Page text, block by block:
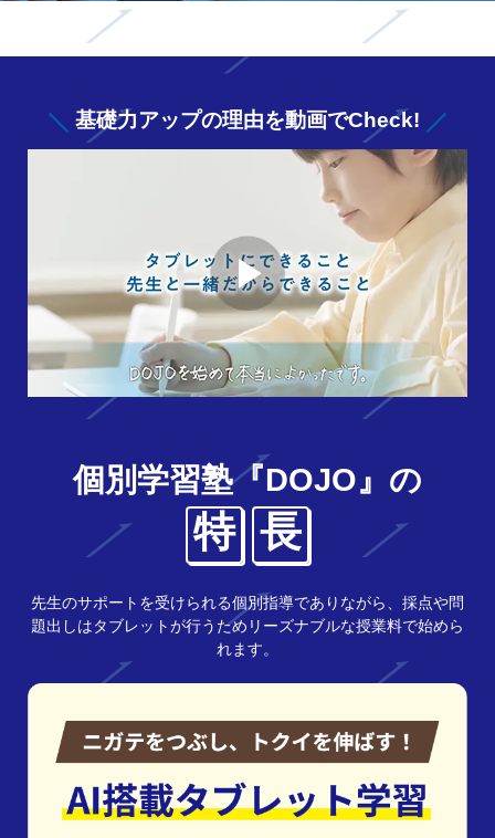
基礎力アップの理由を動画でCheck!
個別学習塾『DOJO』の
特 長
先生のサポートを受けられる個別指導でありながら、採点や問
題出しはタブレットが行うためリーズナブルな授業料で始めら
れます。